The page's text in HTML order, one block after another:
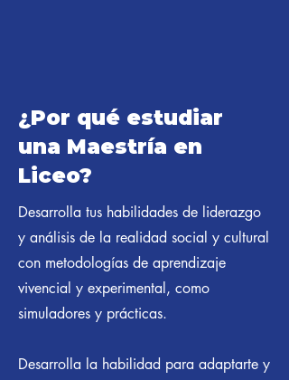
¿Por qué estudiar
una Maestría en
Liceo?
Desarrolla tus habilidades de liderazgo
y análisis de la realidad social y cultural
con metodologías de aprendizaje
vivencial y experimental, como
simuladores y prácticas.
Desarrolla la habilidad para adaptarte y